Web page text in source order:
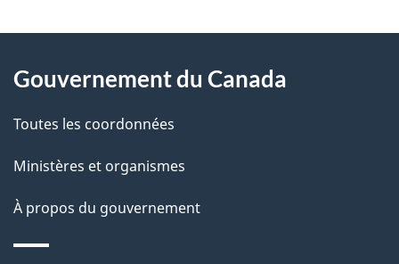
D
t
a
l
s
propos
ce
site
Gouvernement du Canada
Toutes les coordonnées
Ministères et organismes
À propos du gouvernement